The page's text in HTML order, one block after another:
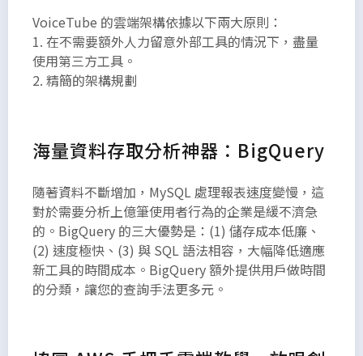
VoiceTube 的雲端架構依據以下兩大原則：
1. 在不需要額外人力留意外部工具的情況下，盡量
使用第三方工具。
2. 精簡的架構規劃
海量資料存取分析神器：BigQuery
隨著資料不斷增加，MySQL 處理報表速度變慢，這
對於需要分析上億筆使用者行為的企業是緩不濟急
的。BigQuery 的三大優勢是：(1) 儲存成本低廉、
(2) 速度極快、(3) 與 SQL 語法相容，大幅降低適應
新工具的時間成本。BigQuery 額外提供用戶做時間
的分類，讓您的查詢手法更多元。